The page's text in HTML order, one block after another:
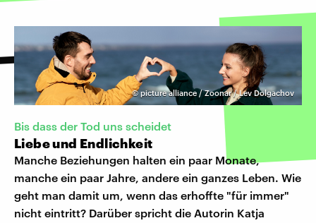
©picture alliance / Zoonar / Lev Dolgachov
Bis dass der Tod uns scheidet
Liebe und Endlichkeit
Manche Beziehungen halten ein paar Monate,
manche ein paar Jahre, andere ein ganzes Leben. Wie
geht man damit um, wenn das erhoffte "für immer"
nicht eintritt? Darüber spricht die Autorin Katja